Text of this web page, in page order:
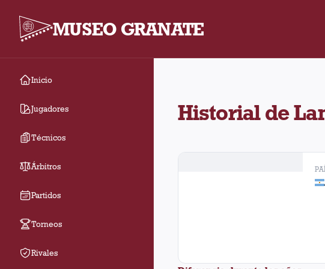
MUSEO GRANATE
Inicio
Jugadores
Técnicos
Árbitros
Partidos
Torneos
Rivales
Historial de